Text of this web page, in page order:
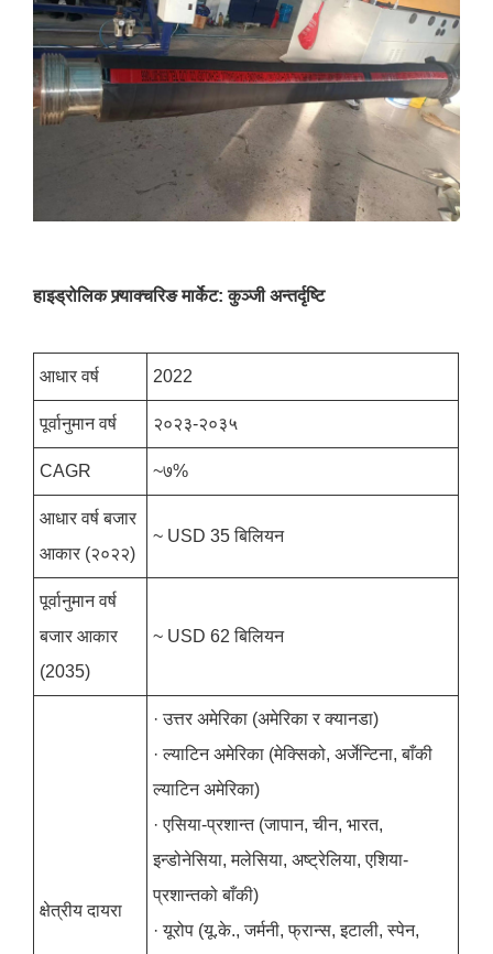
हाइड्रोलिक फ्र्याक्चरिङ मार्केट: कुञ्जी अन्तर्दृष्टि
आधार वर्ष 2022
पूर्वानुमान वर्ष २०२३-२०३५
CAGR ~७%
आधार वर्ष बजार
आकार (२०२२)
~ USD 35 बिलियन
पूर्वानुमान वर्ष
बजार आकार
(2035)
~ USD 62 बिलियन
क्षेत्रीय दायरा
· उत्तर अमेरिका (अमेरिका र क्यानडा)
· ल्याटिन अमेरिका (मेक्सिको, अर्जेन्टिना, बाँकी
ल्याटिन अमेरिका)
· एसिया-प्रशान्त (जापान, चीन, भारत,
इन्डोनेसिया, मलेसिया, अष्ट्रेलिया, एशिया-
प्रशान्तको बाँकी)
· यूरोप (यू.के., जर्मनी, फ्रान्स, इटाली, स्पेन,